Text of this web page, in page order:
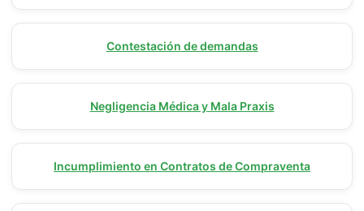
Contestación de demandas
Negligencia Médica y Mala Praxis
Incumplimiento en Contratos de Compraventa